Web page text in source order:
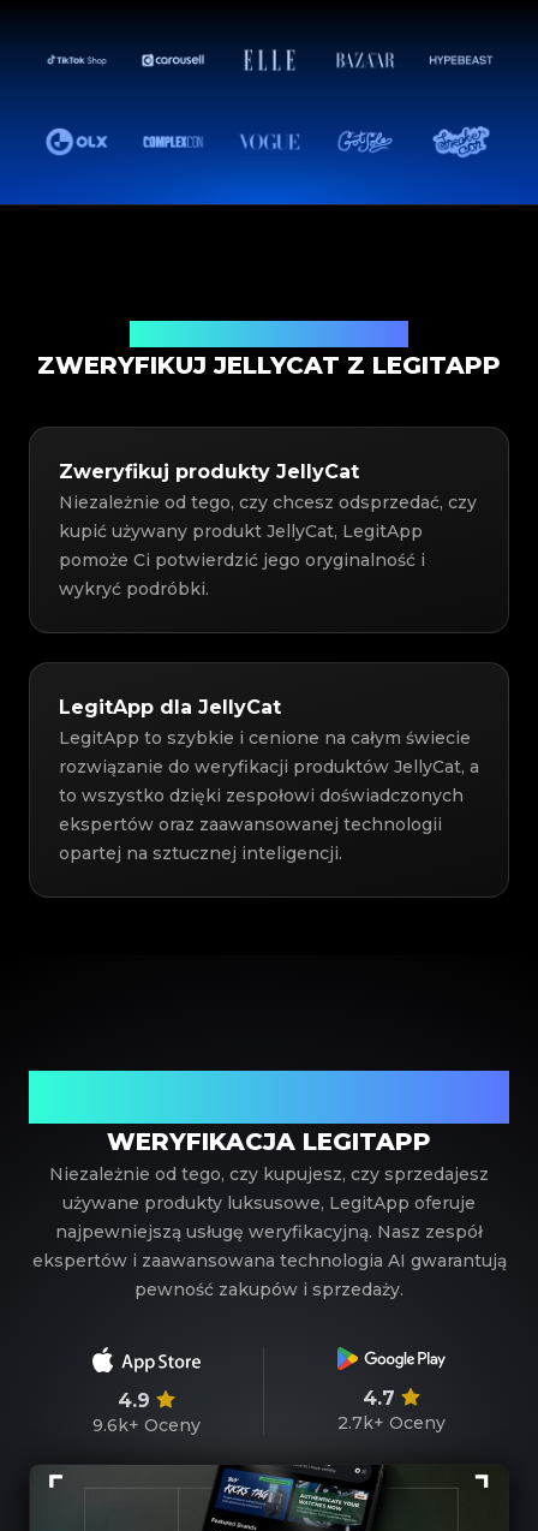
ZWERYFIKUJ JELLYCAT Z LEGITAPP
Zweryfikuj produkty JellyCat
Niezależnie od tego, czy chcesz odsprzedać, czy
kupić używany produkt JellyCat, LegitApp
pomoże Ci potwierdzić jego oryginalność i
wykryć podróbki.
LegitApp dla JellyCat
LegitApp to szybkie i cenione na całym świecie
rozwiązanie do weryfikacji produktów JellyCat, a
to wszystko dzięki zespołowi doświadczonych
ekspertów oraz zaawansowanej technologii
opartej na sztucznej inteligencji.
WERYFIKACJA LEGITAPP
Niezależnie od tego, czy kupujesz, czy sprzedajesz
używane produkty luksusowe, LegitApp oferuje
najpewniejszą usługę weryfikacyjną. Nasz zespół
ekspertów i zaawansowana technologia AI gwarantują
pewność zakupów i sprzedaży.
4.9
9.6k+ Oceny
4.7
2.7k+ Oceny